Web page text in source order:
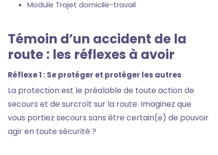
Module Trajet domicile-travail
Témoin d’un accident de la
route : les réflexes à avoir
Réflexe 1 : Se protéger et protéger les autres
La protection est le préalable de toute action de
secours et de surcroît sur la route. Imaginez que
vous portiez secours sans être certain(e) de pouvoir
agir en toute sécurité ?